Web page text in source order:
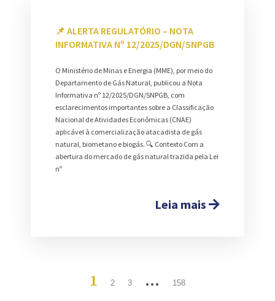
📌 ALERTA REGULATÓRIO – NOTA
INFORMATIVA Nº 12/2025/DGN/SNPGB
O Ministério de Minas e Energia (MME), por meio do
Departamento de Gás Natural, publicou a Nota
Informativa nº 12/2025/DGN/SNPGB, com
esclarecimentos importantes sobre a Classificação
Nacional de Atividades Econômicas (CNAE)
aplicável à comercialização atacadista de gás
natural, biometano e biogás. 🔍 Contexto Com a
abertura do mercado de gás natural trazida pela Lei
nº
Leia mais
1 2 3 … 158